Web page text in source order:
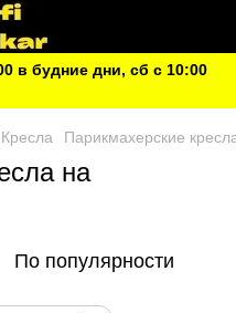
в будние дни, сб с 10:00
Кресла Парикмахерские
на
По популярности